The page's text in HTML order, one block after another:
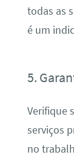
todas as
é um
5.
Verifique
serviços
no